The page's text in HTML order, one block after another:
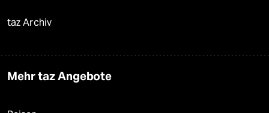
taz Archiv
Mehr taz Angebote